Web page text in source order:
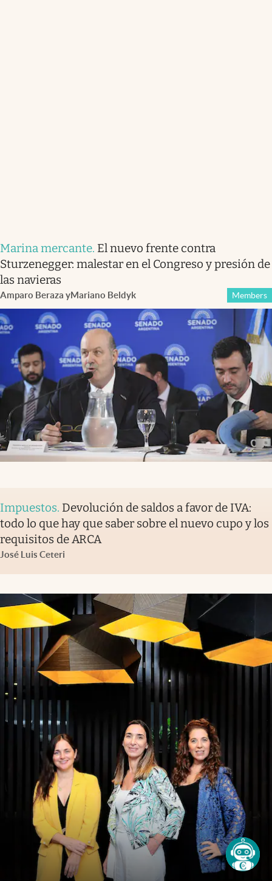
Marina mercante. El nuevo frente contra
Sturzenegger: malestar en el Congreso y presión de
las navieras
Amparo Beraza yMariano Beldyk Members
Impuestos. Devolución de saldos a favor de IVA:
todo lo que hay que saber sobre el nuevo cupo y los
requisitos de ARCA
José Luis Ceteri